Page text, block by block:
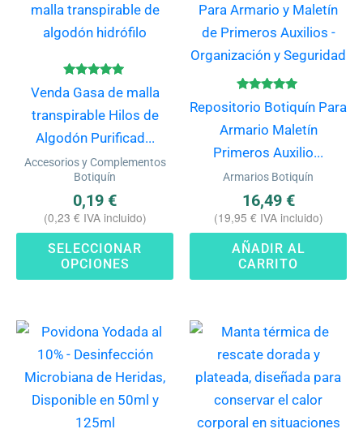
Valorado
con
4.80
de 5
Venda Gasa de malla
transpirable Hilos de
Algodón Purificad...
Accesorios y Complementos
Botiquín
0,19 €
(0,23 € IVA incluido)
SELECCIONAR
OPCIONES
producto
tiene
múltiples
Las
opciones
la
de
Valorado
con
4.80
de 5
Repositorio Botiquín Para
Armario Maletín
Primeros Auxilio...
Armarios Botiquín
16,49 €
(19,95 € IVA incluido)
AÑADIR AL
CARRITO
Este
producto
tiene
múltiples
variantes.